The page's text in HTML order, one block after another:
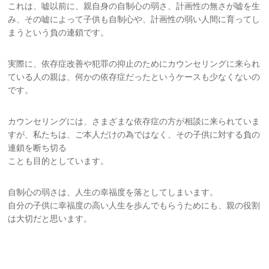
これは、嘘以前に、親自身の自制心の弱さ、計画性の無さが嘘を生
み、その嘘によって子供も自制心や、計画性の弱い人間に育ってし
まうという負の連鎖です。
実際に、依存症改善や犯罪の抑止のためにカウンセリングに来られ
ている人の親は、何かの依存症だったというケースも少なくないの
です。
カウンセリングには、さまざまな依存症の方が相談に来られていま
すが、私たちは、ご本人だけの為ではなく、その子供に対する負の
連鎖を断ち切る
ことも目的としています。
自制心の弱さは、人生の幸福度を落としてしまいます。
自分の子供に幸福度の高い人生を歩んでもらうためにも、親の役割
は大切だと思います。